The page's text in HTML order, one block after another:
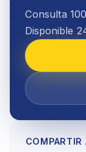
Consulta
Disponible
COMPARTIR